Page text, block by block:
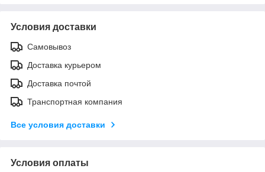
Условия доставки
Самовывоз
Доставка курьером
Доставка почтой
Транспортная компания
Все условия доставки
Условия оплаты